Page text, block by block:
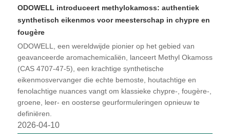
ODOWELL introduceert methylokamoss: authentiek
synthetisch eikenmos voor meesterschap in chypre en
fougère
ODOWELL, een wereldwijde pionier op het gebied van
geavanceerde aromachemicaliën, lanceert Methyl Okamoss
(CAS 4707-47-5), een krachtige synthetische
eikenmosvervanger die echte bemoste, houtachtige en
fenolachtige nuances vangt om klassieke chypre-, fougère-,
groene, leer- en oosterse geurformuleringen opnieuw te
definiëren.
2026-04-10